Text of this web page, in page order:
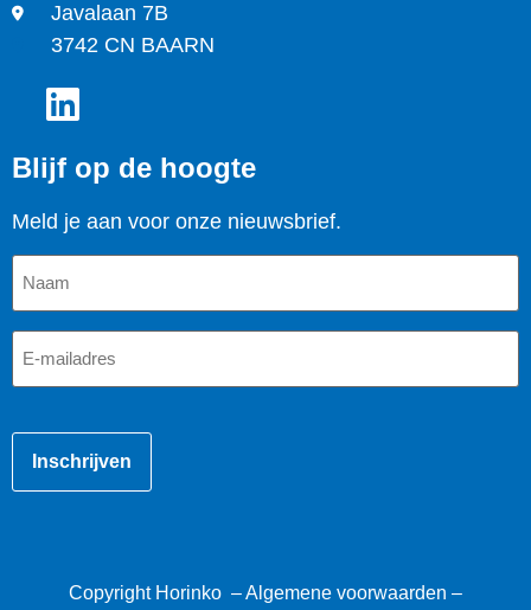
Javalaan 7B
3742 CN BAARN
Blijf op de hoogte
Meld je aan voor onze nieuwsbrief.
Naam
E-
mailadres
Copyright Horinko –Algemene voorwaarden –